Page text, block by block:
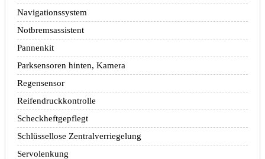
Navigationssystem
Notbremsassistent
Pannenkit
Parksensoren hinten, Kamera
Regensensor
Reifendruckkontrolle
Scheckheftgepflegt
Schlüssellose Zentralverriegelung
Servolenkung